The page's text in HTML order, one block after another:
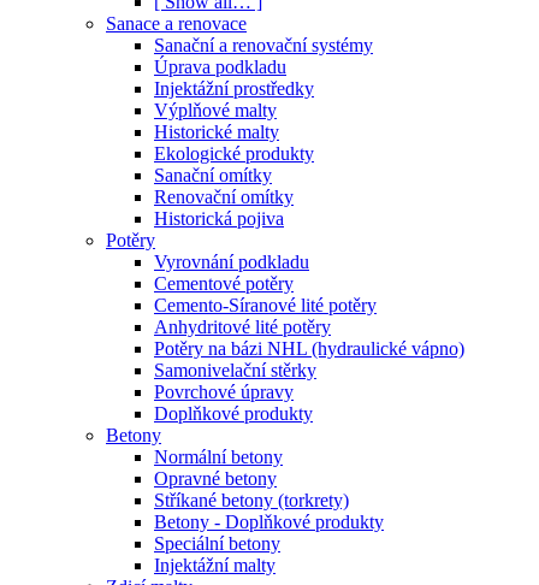
Sanace a renovace
Sanační a renovační systémy
Úprava podkladu
Injektážní prostředky
Výplňové malty
Historické malty
Ekologické produkty
Sanační omítky
Renovační omítky
Historická pojiva
Potěry
Vyrovnání podkladu
Cementové potěry
Cemento-Síranové lité potěry
Anhydritové lité potěry
Potěry na bázi NHL (hydraulické vápno)
Samonivelační stěrky
Povrchové úpravy
Doplňkové produkty
Betony
Normální betony
Opravné betony
Stříkané betony (torkrety)
Betony - Doplňkové produkty
Speciální betony
Injektážní malty